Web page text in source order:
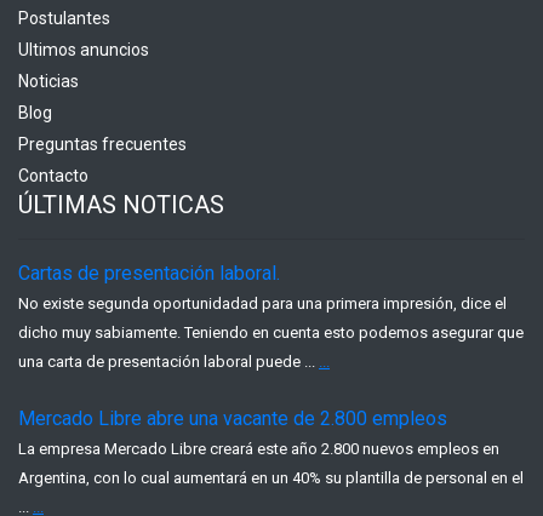
Postulantes
Ultimos anuncios
Noticias
Blog
Preguntas frecuentes
Contacto
ÚLTIMAS NOTICAS
Cartas de presentación laboral.
No existe segunda oportunidadad para una primera impresión, dice el
dicho muy sabiamente. Teniendo en cuenta esto podemos asegurar que
una carta de presentación laboral puede ... ...
Mercado Libre abre una vacante de 2.800 empleos
La empresa Mercado Libre creará este año 2.800 nuevos empleos en
Argentina, con lo cual aumentará en un 40% su plantilla de personal en el
... ...